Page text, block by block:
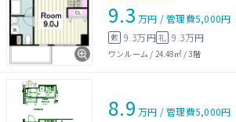
9.3 万円 /管理費5,000円
敷 9.3万円礼 9.3万円
ワンルーム / 24.48㎡/3階
8.9 万円 /管理費5,000円